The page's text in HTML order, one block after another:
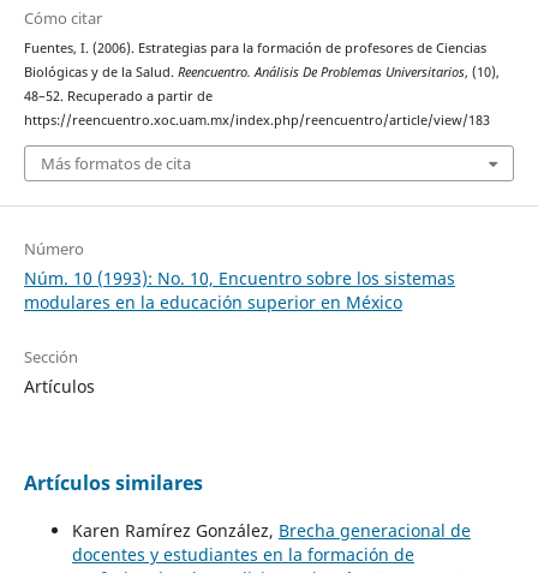
Cómo citar
Fuentes, I. (2006). Estrategias para la formación de profesores de Ciencias
Biológicas y de la Salud. Reencuentro. Análisis De Problemas Universitarios, (10),
48–52. Recuperado a partir de
https://reencuentro.xoc.uam.mx/index.php/reencuentro/article/view/183
Más formatos de cita
Número
Núm. 10 (1993): No. 10, Encuentro sobre los sistemas
modulares en la educación superior en México
Sección
Artículos
Artículos similares
Karen Ramírez González, Brecha generacional de
docentes y estudiantes en la formación de